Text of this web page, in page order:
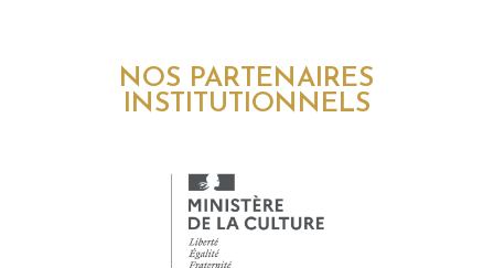
NOS PARTENAIRES
INSTITUTIONNELS